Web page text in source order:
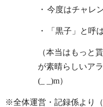
・ 今度はチャレ
・ 「黒子」と呼
（本当はもっと
が素晴らしいア
(_ _)m）
※全体運営・記録係より（